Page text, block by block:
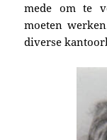
mede om te
moeten
diverse